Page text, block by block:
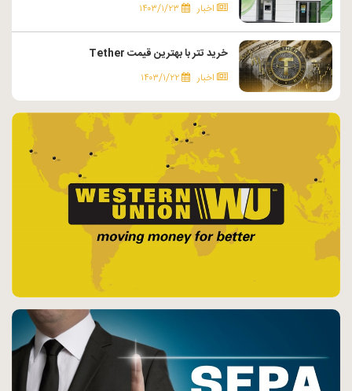
اخبار ۱۴۰۳/۱/۲۳
خرید تتر با بهترین قیمت Tether
اخبار ۱۴۰۳/۱/۲۲